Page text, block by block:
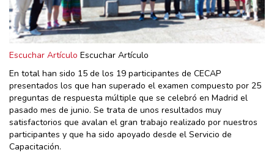
Escuchar Artículo Escuchar Artículo
En total han sido 15 de los 19 participantes de CECAP
presentados los que han superado el examen compuesto por 25
preguntas de respuesta múltiple que se celebró en Madrid el
pasado mes de junio. Se trata de unos resultados muy
satisfactorios que avalan el gran trabajo realizado por nuestros
participantes y que ha sido apoyado desde el Servicio de
Capacitación.